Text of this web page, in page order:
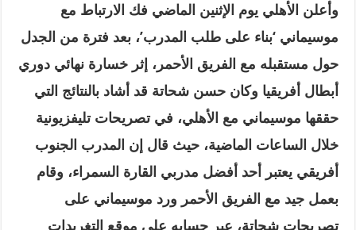
وأعلن الأهلي يوم الإثنين الماضي فك الارتباط مع
موسيماني ‘بناء على طلب المدرب’، بعد فترة من الجدل
حول مستقبله مع الفريق الأحمر، إثر خسارة نهائي دوري
أبطال أفريقيا وكان حسن شحاتة قد أشاد بالنتائج التي
حققها موسيماني مع الأهلي، في تصريحات تليفزيونية
خلال الساعات الماضية، حيث قال إن المدرب الجنوب
أفريقي يعتبر أحد أفضل مدربي القارة السمراء، وقام
بعمل جيد مع الفريق الأحمر ورد موسيماني على
تصريحات شحاتة، عبر حسابه على موقع التغريدات